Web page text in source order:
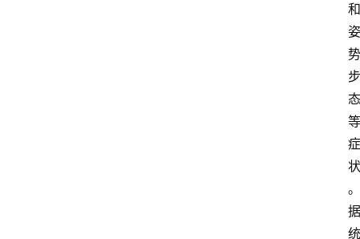
和
姿
势
步
态
等
症
状
。
据
统